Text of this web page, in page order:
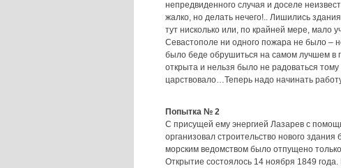
непредвиденного случая и доселе
жалко, но делать нечего!.. Лишились
тут нисколько или, по крайней мере, мало
Севастополе ни одного пожара не было –
было беде обрушиться на самом лучшем в
открыта и нельзя было не радоваться тому
царствовало…Теперь надо начинать
Попытка № 2
С присущей ему энергией Лазарев с
организовал строительство нового
морским ведомством было отпущено
Открытие состоялось 14 ноября 1849